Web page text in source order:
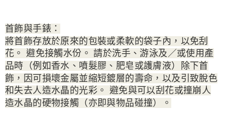
首飾與手錶：
將首飾存放於原來的包裝或柔軟的袋子內，以免刮
花。 避免接觸水份。 請於洗手、游泳及／或使用產
品時（例如香水、噴髮膠、肥皂或護膚液）除下首
飾，因可損壞金屬並縮短鍍層的壽命，以及引致脫色
和失去人造水晶的光彩。 避免與可以刮花或撞崩人
造水晶的硬物接觸（亦即與物品碰撞）。